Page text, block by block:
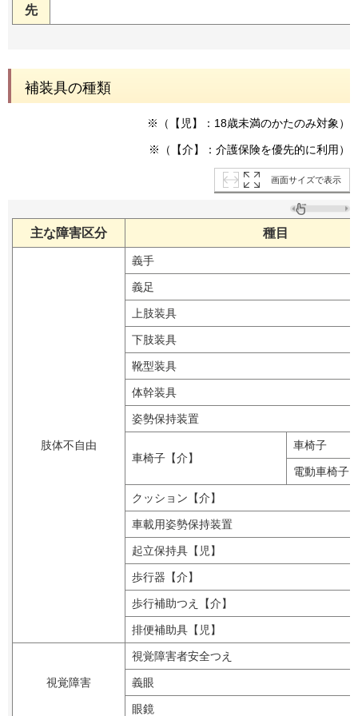
先
補装具の種類
※（【児】：18歳未満のかたのみ対象）
※（【介】：介護保険を優先的に利用）
画面サイズで表示
主な障害区分 種目
肢体不自由
義手
義足
上肢装具
下肢装具
靴型装具
体幹装具
姿勢保持装置
車椅子【介】
車椅子
電動車椅子
クッション【介】
車載用姿勢保持装置
起立保持具【児】
歩行器【介】
歩行補助つえ【介】
排便補助具【児】
視覚障害
視覚障害者安全つえ
義眼
眼鏡